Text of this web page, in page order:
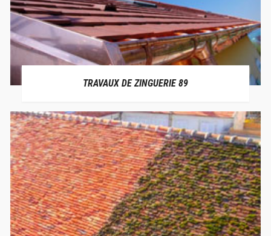
TRAVAUX DE ZINGUERIE 89